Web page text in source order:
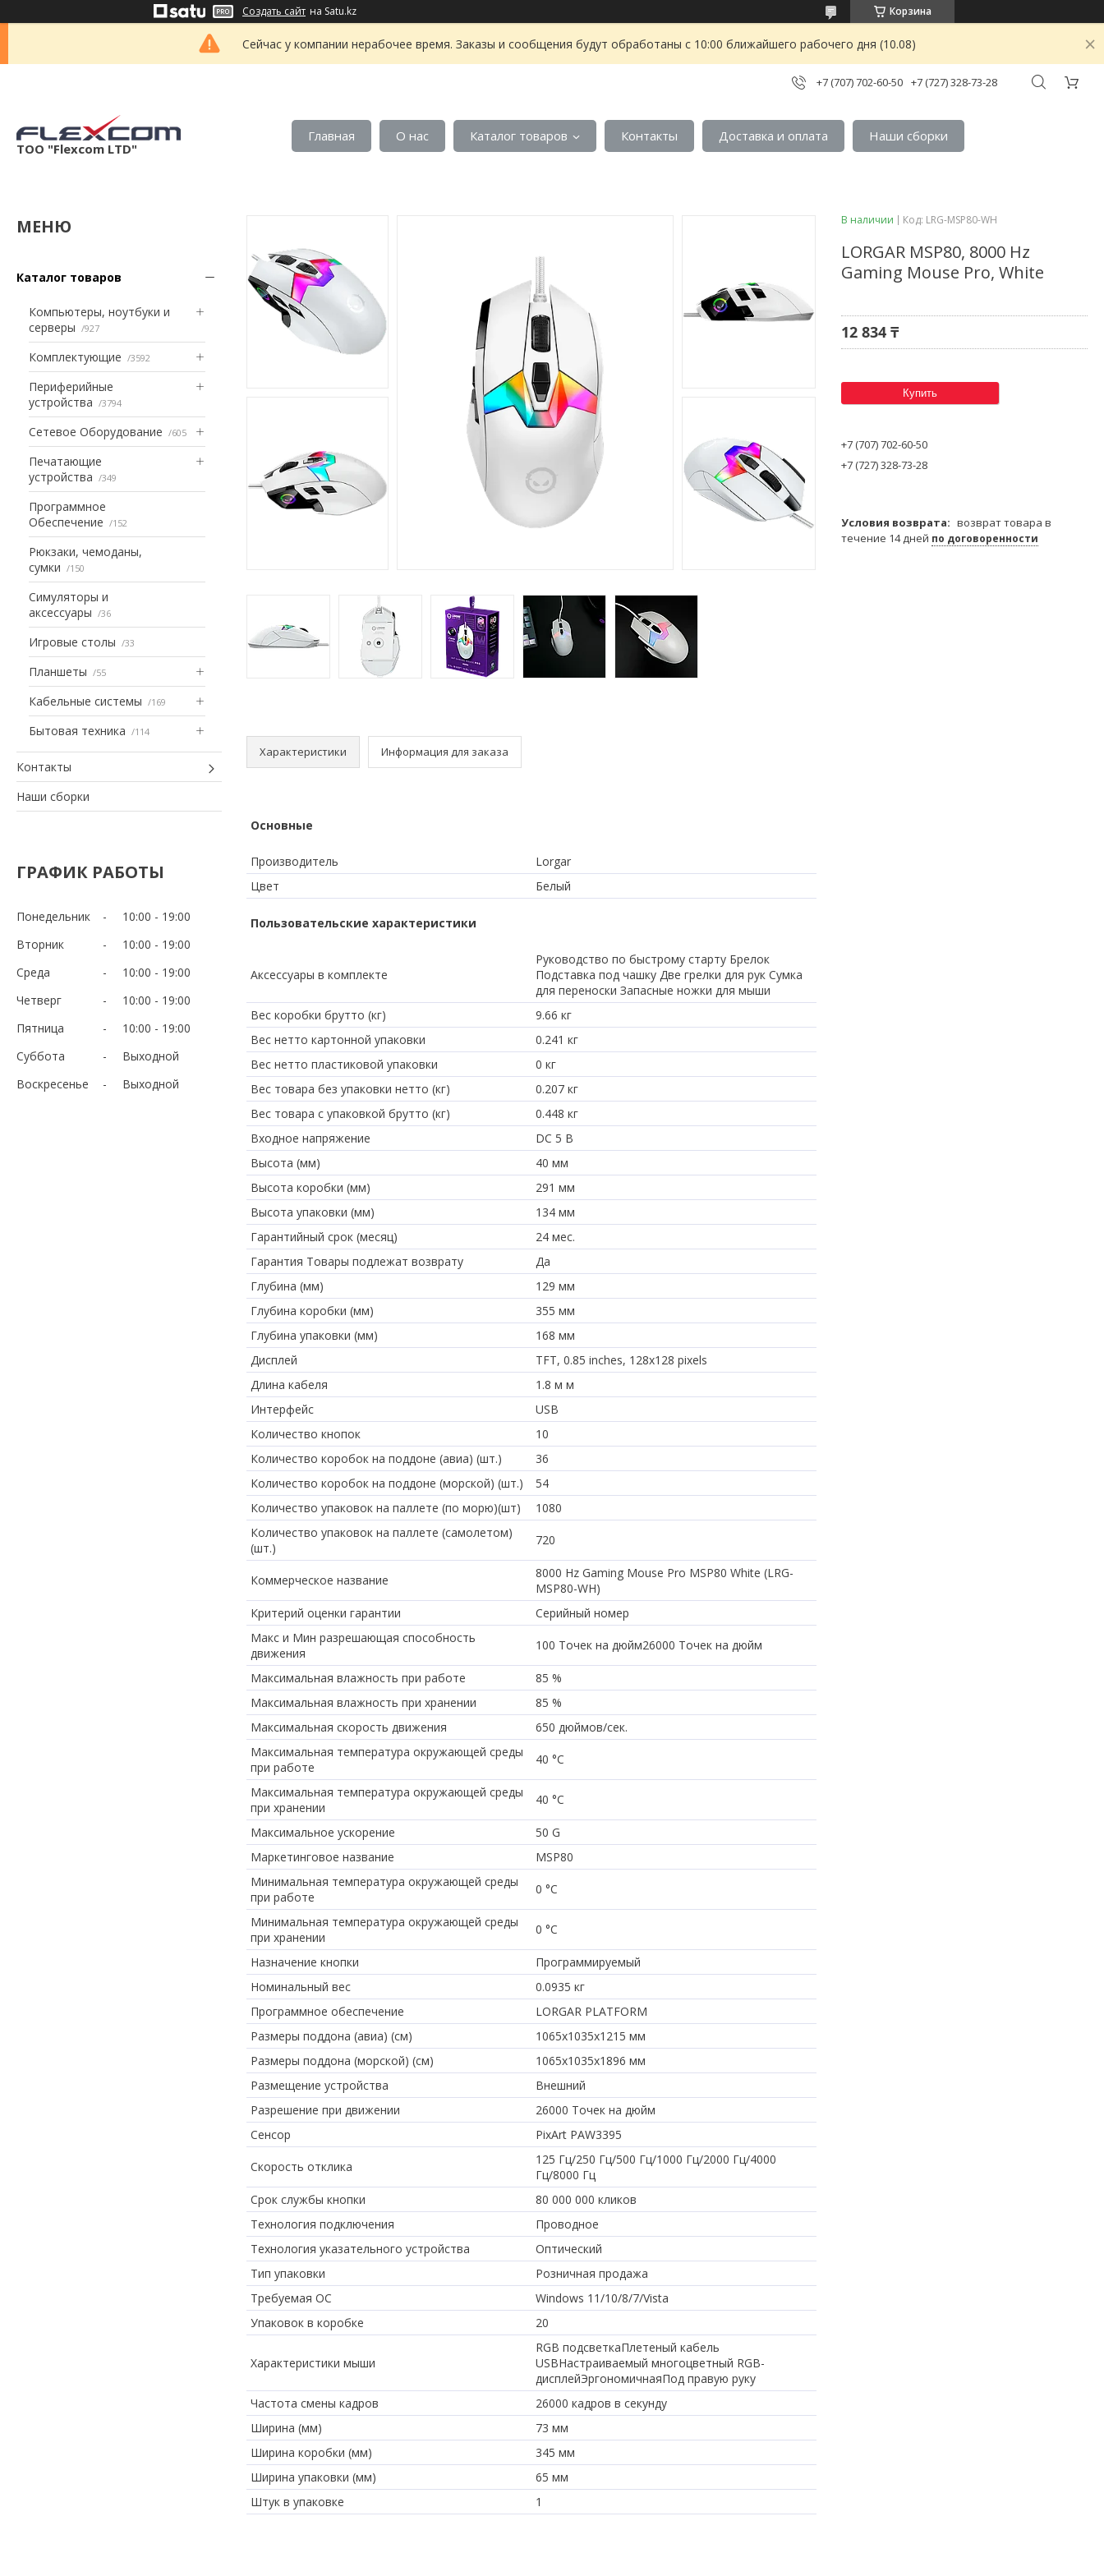
Создать сайт на Satu.kz Корзина
Сейчас у компании нерабочее время. Заказы и сообщения будут обработаны с 10:00 ближайшего рабочего дня (10.08)
+7 (707) 702-60-50 +7 (727) 328-73-28
ТОО "Flexcom LTD"
Главная О нас Каталог товаров Контакты Доставка и оплата Наши сборки
Каталог товаров
Компьютеры, ноутбуки и
серверы
927
Комплектующие 3592
Периферийные
устройства
3794
Сетевое Оборудование 605
Печатающие
устройства
349
Программное
Обеспечение
152
Рюкзаки, чемоданы,
сумки
150
Симуляторы и
аксессуары
36
Игровые столы 33
Планшеты 55
Кабельные системы 169
Бытовая техника 114
Контакты
Наши сборки
ГРАФИК РАБОТЫ
Понедельник 10:00
19:00
Вторник
10:00
19:00
Среда
10:00
19:00
Четверг
10:00
19:00
Пятница
10:00
19:00
Суббота
Выходной
Воскресенье
Выходной
Характеристики Информация для заказа
Основные
Производитель
Lorgar
Цвет
Белый
Пользовательские характеристики
Аксессуары в комплекте
Руководство по быстрому старту Брелок
Подставка под чашку Две грелки для рук Сумка
для переноски Запасные ножки для мыши
Вес коробки брутто (кг)
9.66 кг
Вес нетто картонной упаковки
0.241 кг
Вес нетто пластиковой упаковки
0 кг
Вес товара без упаковки нетто (кг)
0.207 кг
Вес товара с упаковкой брутто (кг)
0.448 кг
Входное напряжение
DC 5 В
Высота (мм)
40 мм
Высота коробки (мм)
291 мм
Высота упаковки (мм)
134 мм
Гарантийный срок (месяц)
24 мес.
Гарантия Товары подлежат возврату
Да
Глубина (мм)
129 мм
Глубина коробки (мм)
355 мм
Глубина упаковки (мм)
168 мм
Дисплей
TFT, 0.85 inches, 128x128 pixels
Длина кабеля
1.8 м м
Интерфейс
USB
Количество кнопок
10
Количество коробок на поддоне (авиа) (шт.)
36
Количество коробок на поддоне (морской) (шт.)
54
Количество упаковок на паллете (по морю)(шт)
1080
Количество упаковок на паллете (самолетом)
(шт.)
720
Коммерческое название
8000 Hz Gaming Mouse Pro MSP80 White (LRG-
MSP80-WH)
Критерий оценки гарантии
Серийный номер
Макс и Мин разрешающая способность
движения
100 Точек на дюйм26000 Точек на дюйм
Максимальная влажность при работе
85 %
Максимальная влажность при хранении
85 %
Максимальная скорость движения
650 дюймов/сек.
Максимальная температура окружающей среды
при работе
40 °C
Максимальная температура окружающей среды
при хранении
40 °C
Максимальное ускорение
50 G
Маркетинговое название
MSP80
Минимальная температура окружающей среды
при работе
0 °C
Минимальная температура окружающей среды
при хранении
0 °C
Назначение кнопки
Программируемый
Номинальный вес
0.0935 кг
Программное обеспечение
LORGAR PLATFORM
Размеры поддона (авиа) (см)
1065x1035x1215 мм
Размеры поддона (морской) (см)
1065x1035x1896 мм
Размещение устройства
Внешний
Разрешение при движении
26000 Точек на дюйм
Сенсор
PixArt PAW3395
Скорость отклика
125 Гц/250 Гц/500 Гц/1000 Гц/2000 Гц/4000
Гц/8000 Гц
Срок службы кнопки
80 000 000 кликов
Технология подключения
Проводное
Технология указательного устройства
Оптический
Тип упаковки
Розничная продажа
Требуемая ОС
Windows 11/10/8/7/Vista
Упаковок в коробке
20
Характеристики мыши
RGB подсветкаПлетеный кабель
USBНастраиваемый многоцветный RGB-
дисплейЭргономичнаяПод правую руку
Частота смены кадров
26000 кадров в секунду
Ширина (мм)
73 мм
Ширина коробки (мм)
345 мм
Ширина упаковки (мм)
65 мм
Штук в упаковке
1
В наличии Код: LRG-MSP80-WH
LORGAR MSP80, 8000 Hz
Gaming Mouse Pro, White
12 834 ₸
Купить
+7 (707) 702-60-50
+7 (727) 328-73-28
возврат товара в
течение 14 дней по договоренности